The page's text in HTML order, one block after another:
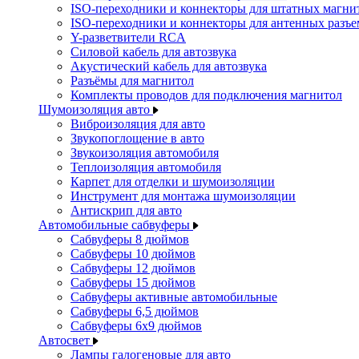
ISO-переходники и коннекторы для штатных
ISO-переходники и коннекторы для антенных
Y-разветвители RCA
Силовой кабель для автозвука
Акустический кабель для автозвука
Разъёмы для магнитол
Комплекты проводов для подключения магнитол
Шумоизоляция авто
Виброизоляция для авто
Звукопоглощение в авто
Звукоизоляция автомобиля
Теплоизоляция автомобиля
Карпет для отделки и шумоизоляции
Инструмент для монтажа шумоизоляции
Антискрип для авто
Автомобильные сабвуферы
Сабвуферы 8 дюймов
Сабвуферы 10 дюймов
Сабвуферы 12 дюймов
Сабвуферы 15 дюймов
Сабвуферы активные автомобильные
Сабвуферы 6,5 дюймов
Сабвуферы 6x9 дюймов
Автосвет
Лампы галогеновые для авто